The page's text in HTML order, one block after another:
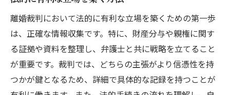
離婚裁判において法的に有利な立場を築くための第一歩
は、正確な情報収集です。特に、財産分与や親権に関す
る証拠や資料を整理し、弁護士と共に戦略を立てること
が重要です。裁判では、どちらの主張がより信憑性を持
つかが鍵となるため、詳細で具体的な記録を持つことが